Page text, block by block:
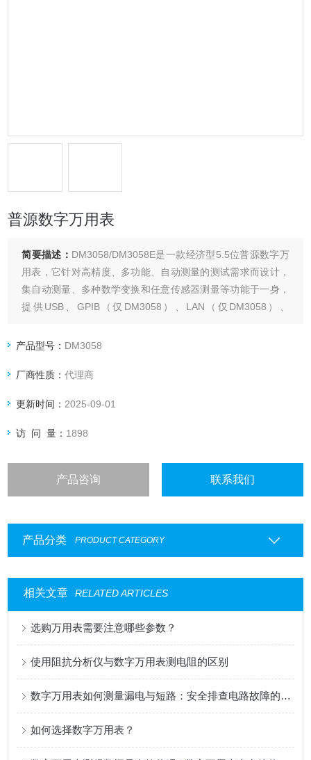
普源数字万用表
简要描述： DM3058/DM3058E是一款经济型5.5位普源数字万
用表，它针对高精度、多功能、自动测量的测试需求而设计，
集自动测量、多种数学变换和任意传感器测量等功能于一身，
提供USB、GPIB（仅DM3058）、LAN（仅DM3058）、
产品型号： DM3058
厂商性质：代理商
更新时间： 2025-09-01
访 问 量： 1898
产品咨询 联系我们
产品分类 PRODUCT CATEGORY
相关文章 RELATED ARTICLES
选购万用表需要注意哪些参数？
使用阻抗分析仪与数字万用表测电阻的区别
数字万用表如何测量漏电与短路：安全排查电路故障的实用指南
如何选择数字万用表？